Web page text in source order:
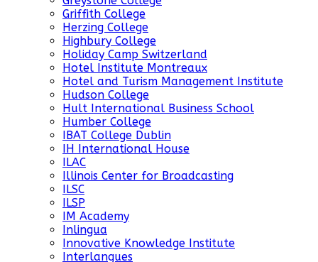
Griffith College
Herzing College
Highbury College
Holiday Camp Switzerland
Hotel Institute Montreaux
Hotel and Turism Management Institute
Hudson College
Hult International Business School
Humber College
IBAT College Dublin
IH International House
ILAC
Illinois Center for Broadcasting
ILSC
ILSP
IM Academy
Inlingua
Innovative Knowledge Institute
Interlangues